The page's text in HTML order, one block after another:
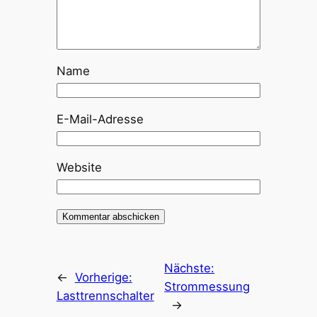
Name
E-Mail-Adresse
Website
← Vorherige:
Lasttrennschalter
Nächste:
Strommessung
→